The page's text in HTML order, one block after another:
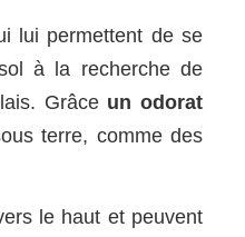
lui permettent de se
à la recherche de
Grâce un odorat
terre, comme des
le haut et peuvent